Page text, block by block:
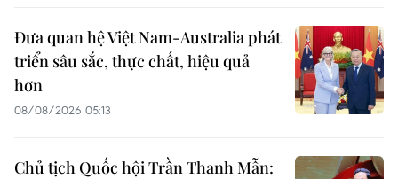
Đưa quan hệ Việt Nam-Australia phát
triển sâu sắc, thực chất, hiệu quả
hơn
08/08/2026 05:13
Chủ tịch Quốc hội Trần Thanh Mẫn: